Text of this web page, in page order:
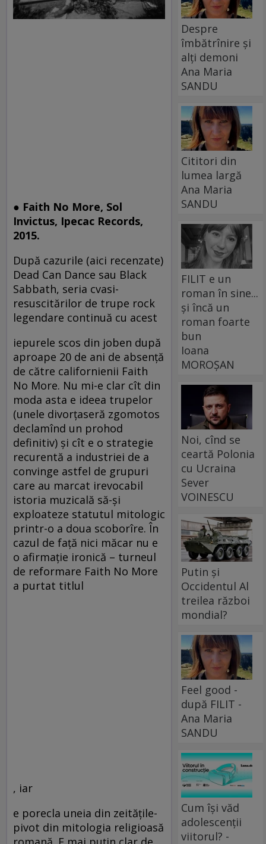
● Faith No More, Sol
Invictus, Ipecac Records,
2015.
După cazurile (aici recenzate)
Dead Can Dance sau Black
Sabbath, seria cvasi-
resuscitărilor de trupe rock
legendare continuă cu acest
iepurele scos din joben după
aproape 20 de ani de absenţă
de către californienii Faith
No More. Nu mi-e clar cît din
moda asta e ideea trupelor
(unele divorţaseră zgomotos
declamînd un prohod
definitiv) şi cît e o strategie
recurentă a industriei de a
convinge astfel de grupuri
care au marcat irevocabil
istoria muzicală să-şi
exploateze statutul mitologic
printr-o a doua scoborîre. În
cazul de faţă nici măcar nu e
o afirmaţie ironică – turneul
de reformare Faith No More
a purtat titlul
, iar
e porecla uneia din zeităţile-
pivot din mitologia religioasă
Despre
îmbătrînire și
alți demoni
Ana Maria
SANDU
Cititori din
lumea largă
Ana Maria
SANDU
FILIT e un
roman în sine...
și încă un
roman foarte
bun
Ioana
MOROȘAN
Noi, cînd se
ceartă Polonia
cu Ucraina
Sever
VOINESCU
Putin și
Occidentul Al
treilea război
mondial?
Feel good -
după FILIT -
Ana Maria
SANDU
Cum își văd
adolescenții
viitorul? -